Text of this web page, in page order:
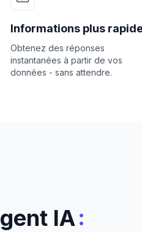
Informations plus
Obtenez des réponses
instantanées à partir de vos
données - sans attendre.
IA: